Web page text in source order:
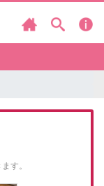
す。